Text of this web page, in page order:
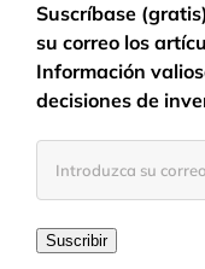
Suscríbase
su correo los
Información
decisiones de
electrónico
Suscribir